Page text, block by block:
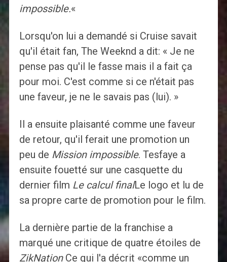
impossible.«
Lorsqu'on lui a demandé si Cruise savait
qu'il était fan, The Weeknd a dit: « Je ne
pense pas qu'il le fasse mais il a fait ça
pour moi. C'est comme si ce n'était pas
une faveur, je ne le savais pas (lui). »
Il a ensuite plaisanté comme une faveur
de retour, qu'il ferait une promotion un
peu de Mission impossible. Tesfaye a
ensuite fouetté sur une casquette du
dernier film Le calcul finalLe logo et lu de
sa propre carte de promotion pour le film.
La dernière partie de la franchise a
marqué une critique de quatre étoiles de
ZikNation Ce qui l'a décrit «comme un